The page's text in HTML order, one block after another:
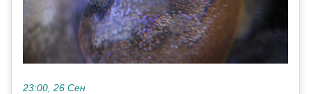
23:00, 26 Сен